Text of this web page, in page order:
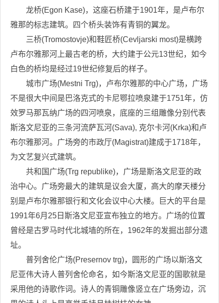
龙桥(Egon Kase)，这座石桥建于1901年，是卢布尔
雅那的标志建筑。四个桥头装饰有青铜的翼龙。
三桥(Tromostovje)和鞋匠桥(Cevljarski most)是横跨
卢布尔雅那河上最古老的桥，大约建于公元13世纪，如今
白色的桥均是经过19世纪修复后的样子。
城市广场(Mestni Trg)，卢布尔雅那的中心广场，广场
不是很大中间是巴洛克式的卡尼鄂拉喷泉建于1751年，仿
效罗马那瓦纳广场的四河喷泉，底座的三组雕像分别代表
斯洛文尼亚的三条河流萨瓦河(Sava), 克尔卡河(Krka)和卢
布尔雅那河。广场旁的市政厅(Magistrat)建成于1718年，
为文艺复兴式建筑。
共和国广场(Trg republike)，广场是斯洛文尼亚的政
治中心。广场旁最大的建筑是议会大厦，高大的摩天楼分
别是卢布尔雅那银行和文化会议中心大楼。巨大的平台是
1991年6月25日斯洛文尼亚宣布独立的地方。广场的位置
曾经是古罗马时代北城墙的所在，1962年的发掘出部分遗
址。
普列舍伦广场(Presernov trg)，圆形的广场以斯洛文
尼亚伟大诗人普列舍伦命名，如今斯洛文尼亚的国歌就是
采用他的诗歌作词。诗人的青铜雕像竖立在广场旁边，沉